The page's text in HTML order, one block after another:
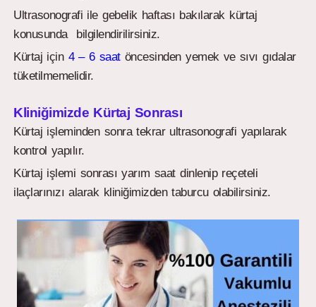
Ultrasonografi ile gebelik haftası bakılarak kürtaj
konusunda bilgilendirilirsiniz.
Kürtaj için 4 – 6 saatöncesinden yemek ve sıvı gıdalar
tüketilmemelidir.
Kliniğimizde Kürtaj Sonrası
Kürtaj işleminden sonra tekrar ultrasonografi yapılarak
kontrol yapılır.
Kürtaj işlemi sonrası yarım saat dinlenip reçeteli
ilaçlarınızı alarak kliniğimizden taburcu olabilirsiniz.